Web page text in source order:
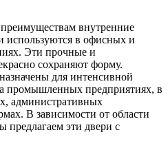
внутренние
используются в офисных и
Эти прочные и
сохраняют форму.
для интенсивной
промышленных предприятиях, в
административных
В зависимости от области
предлагаем эти двери с